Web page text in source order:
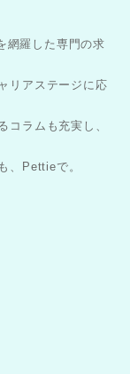
網羅した専門の求
リアステージに応
コラムも充実し、
、Pettieで。